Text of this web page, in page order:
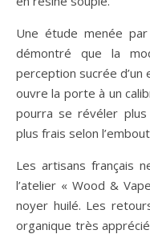
Une étude menée
démontré que la
perception sucrée
ouvre la porte à un
pourra se révéler
plus frais selon
Les artisans français
l’atelier « Wood &
noyer huilé. Les
organique très